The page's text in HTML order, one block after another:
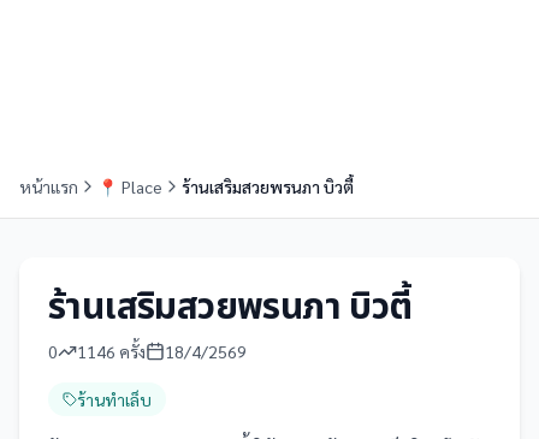
หน้าแรก 📍 Place ร้านเสริมสวยพรนภา บิวตี้
ร้านเสริมสวยพรนภา บิวตี้
0 1146 ครั้ง 18/4/2569
ร้านทำเล็บ